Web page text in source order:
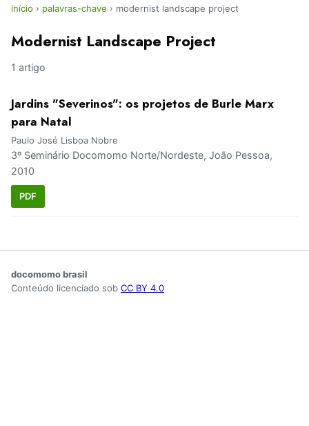
início › palavras-chave › modernist landscape project
Modernist Landscape Project
1 artigo
Jardins "Severinos": os projetos de Burle Marx
para Natal
Paulo José Lisboa Nobre
3º Seminário Docomomo Norte/Nordeste, João Pessoa,
2010
PDF
docomomo brasil
Conteúdo licenciado sob CC BY 4.0